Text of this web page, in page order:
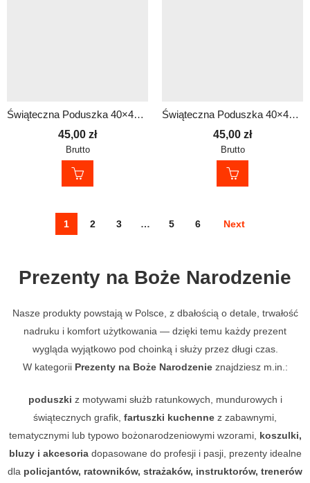
Świąteczna Poduszka 40×40 cm dla Policjanta – Prezent na Mikołajki i pod Choinkę
45,00 zł
Brutto
Świąteczna Poduszka 40×40 cm dla Policjanta – Prezent na Mikołajki i pod Choinkę
45,00 zł
Brutto
1 2 3 … 5 6 Next
Prezenty na Boże Narodzenie
Nasze produkty powstają w Polsce, z dbałością o detale, trwałość
nadruku i komfort użytkowania — dzięki temu każdy prezent
wygląda wyjątkowo pod choinką i służy przez długi czas.
W kategorii Prezenty na Boże Narodzenieznajdziesz m.in.:
poduszki z motywami służb ratunkowych, mundurowych i
świątecznych grafik, fartuszki kuchenne z zabawnymi,
tematycznymi lub typowo bożonarodzeniowymi wzorami, koszulki,
bluzy i akcesoriadopasowane do profesji i pasji, prezenty idealne
dla policjantów, ratowników, strażaków, instruktorów, trenerów